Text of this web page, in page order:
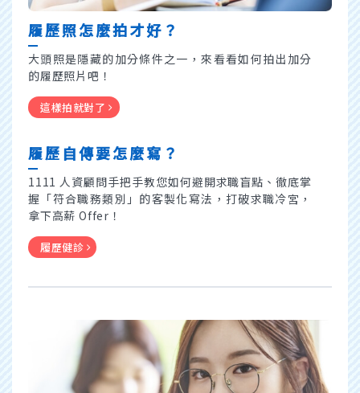
履歷照怎麼拍才好？
大頭照是隱藏的加分條件之一，來看看如何拍出加分
的履歷照片吧！
這樣拍就對了
履歷自傳要怎麼寫？
1111 人資顧問手把手教您如何避開求職盲點、徹底掌
握「符合職務類別」的客製化寫法，打破求職冷宮，
拿下高薪 Offer！
履歷健診